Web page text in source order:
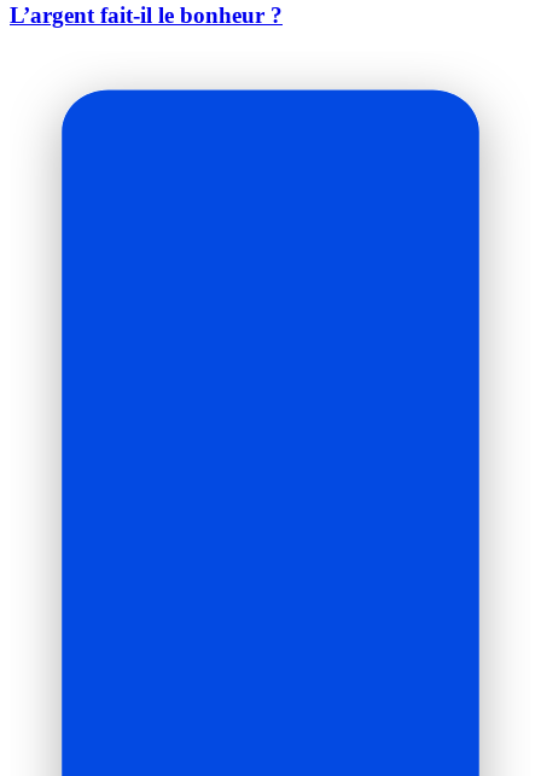
L’argent fait-il le bonheur ?